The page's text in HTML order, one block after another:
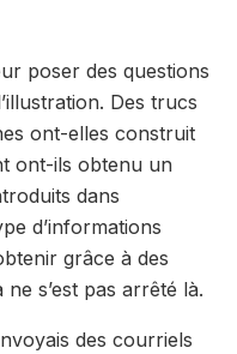
poser des questions
Des trucs
ont-elles construit
ont-ils obtenu un
dans
d’informations
grâce à des
s’est pas arrêté là.
des courriels